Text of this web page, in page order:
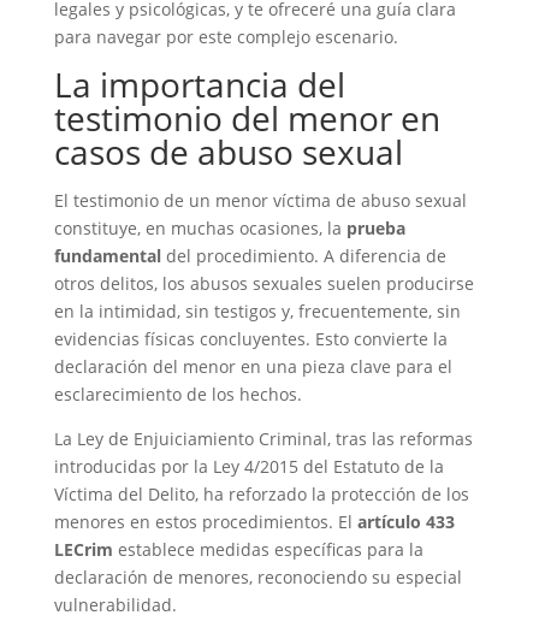
legales y psicológicas, y te ofreceré una guía clara
para navegar por este complejo escenario.
La importancia del
testimonio del menor en
casos de abuso sexual
El testimonio de un menor víctima de abuso sexual
constituye, en muchas ocasiones, la prueba
fundamentaldel procedimiento. A diferencia de
otros delitos, los abusos sexuales suelen producirse
en la intimidad, sin testigos y, frecuentemente, sin
evidencias físicas concluyentes. Esto convierte la
declaración del menor en una pieza clave para el
esclarecimiento de los hechos.
La Ley de Enjuiciamiento Criminal, tras las reformas
introducidas por la Ley 4/2015 del Estatuto de la
Víctima del Delito, ha reforzado la protección de los
menores en estos procedimientos. El artículo 433
LECrim establece medidas específicas para la
declaración de menores, reconociendo su especial
vulnerabilidad.